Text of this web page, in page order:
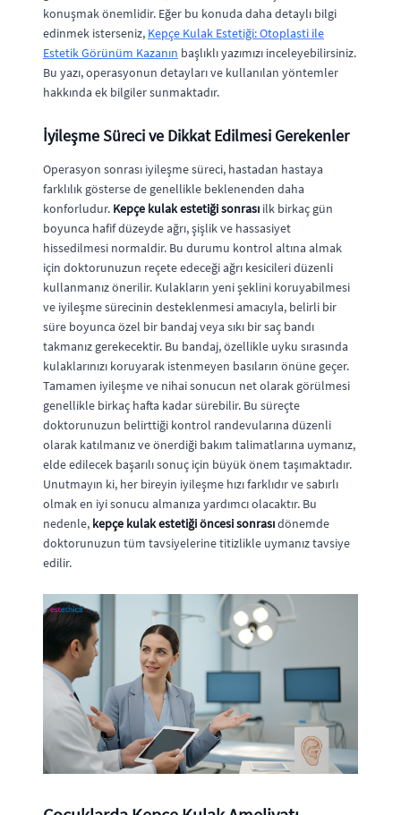
konuşmak önemlidir. Eğer bu konuda daha detaylı bilgi
edinmek isterseniz, Kepçe Kulak Estetiği: Otoplasti ile
Estetik Görünüm Kazanın başlıklı yazımızı inceleyebilirsiniz.
Bu yazı, operasyonun detayları ve kullanılan yöntemler
hakkında ek bilgiler sunmaktadır.
İyileşme Süreci ve Dikkat Edilmesi Gerekenler
Operasyon sonrası iyileşme süreci, hastadan hastaya
farklılık gösterse de genellikle beklenenden daha
konforludur. Kepçe kulak estetiği sonrası ilk birkaç gün
boyunca hafif düzeyde ağrı, şişlik ve hassasiyet
hissedilmesi normaldir. Bu durumu kontrol altına almak
için doktorunuzun reçete edeceği ağrı kesicileri düzenli
kullanmanız önerilir. Kulakların yeni şeklini koruyabilmesi
ve iyileşme sürecinin desteklenmesi amacıyla, belirli bir
süre boyunca özel bir bandaj veya sıkı bir saç bandı
takmanız gerekecektir. Bu bandaj, özellikle uyku sırasında
kulaklarınızı koruyarak istenmeyen basıların önüne geçer.
Tamamen iyileşme ve nihai sonucun net olarak görülmesi
genellikle birkaç hafta kadar sürebilir. Bu süreçte
doktorunuzun belirttiği kontrol randevularına düzenli
olarak katılmanız ve önerdiği bakım talimatlarına uymanız,
elde edilecek başarılı sonuç için büyük önem taşımaktadır.
Unutmayın ki, her bireyin iyileşme hızı farklıdır ve sabırlı
olmak en iyi sonucu almanıza yardımcı olacaktır. Bu
nedenle, kepçe kulak estetiği öncesi sonrasıdönemde
doktorunuzun tüm tavsiyelerine titizlikle uymanız tavsiye
edilir.